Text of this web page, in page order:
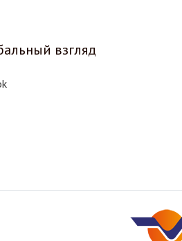
взгляд